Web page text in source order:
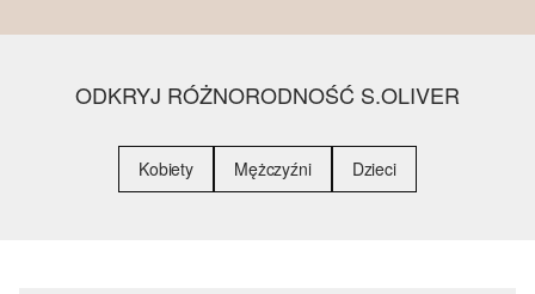
ODKRYJ RÓŻNORODNOŚĆ S.OLIVER
Kobiety Mężczyźni Dzieci